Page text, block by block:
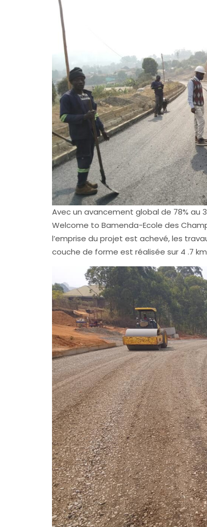
Avec un avancement global de 78% au
Welcome to Bamenda-Ecole des
l’emprise du projet est achevé, les
couche de forme est réalisée sur 4 .7